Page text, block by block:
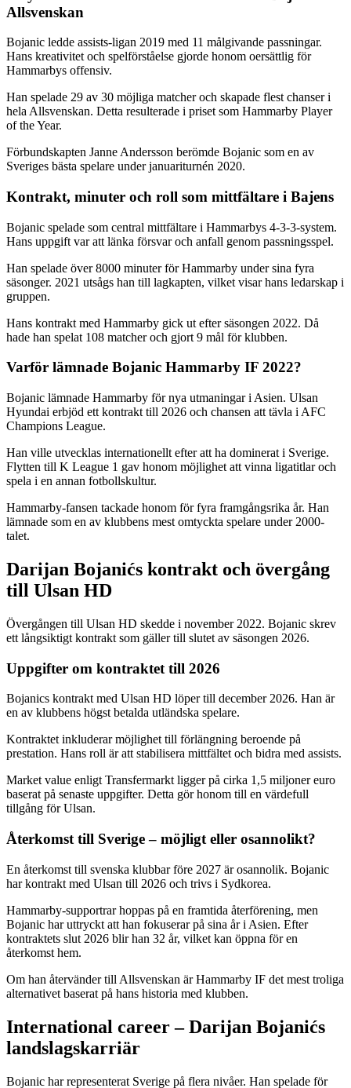
Allsvenskan
Bojanic ledde assists-ligan 2019 med 11 målgivande passningar.
Hans kreativitet och spelförståelse gjorde honom oersättlig för
Hammarbys offensiv.
Han spelade 29 av 30 möjliga matcher och skapade flest chanser i
hela Allsvenskan. Detta resulterade i priset som Hammarby Player
of the Year.
Förbundskapten Janne Andersson berömde Bojanic som en av
Sveriges bästa spelare under januariturnén 2020.
Kontrakt, minuter och roll som mittfältare i Bajens
Bojanic spelade som central mittfältare i Hammarbys 4-3-3-system.
Hans uppgift var att länka försvar och anfall genom passningsspel.
Han spelade över 8000 minuter för Hammarby under sina fyra
säsonger. 2021 utsågs han till lagkapten, vilket visar hans ledarskap i
gruppen.
Hans kontrakt med Hammarby gick ut efter säsongen 2022. Då
hade han spelat 108 matcher och gjort 9 mål för klubben.
Varför lämnade Bojanic Hammarby IF 2022?
Bojanic lämnade Hammarby för nya utmaningar i Asien. Ulsan
Hyundai erbjöd ett kontrakt till 2026 och chansen att tävla i AFC
Champions League.
Han ville utvecklas internationellt efter att ha dominerat i Sverige.
Flytten till K League 1 gav honom möjlighet att vinna ligatitlar och
spela i en annan fotbollskultur.
Hammarby-fansen tackade honom för fyra framgångsrika år. Han
lämnade som en av klubbens mest omtyckta spelare under 2000-
talet.
Darijan Bojanićs kontrakt och övergång
till Ulsan HD
Övergången till Ulsan HD skedde i november 2022. Bojanic skrev
ett långsiktigt kontrakt som gäller till slutet av säsongen 2026.
Uppgifter om kontraktet till 2026
Bojanics kontrakt med Ulsan HD löper till december 2026. Han är
en av klubbens högst betalda utländska spelare.
Kontraktet inkluderar möjlighet till förlängning beroende på
prestation. Hans roll är att stabilisera mittfältet och bidra med assists.
Market value enligt Transfermarkt ligger på cirka 1,5 miljoner euro
baserat på senaste uppgifter. Detta gör honom till en värdefull
tillgång för Ulsan.
Återkomst till Sverige – möjligt eller osannolikt?
En återkomst till svenska klubbar före 2027 är osannolik. Bojanic
har kontrakt med Ulsan till 2026 och trivs i Sydkorea.
Hammarby-supportrar hoppas på en framtida återförening, men
Bojanic har uttryckt att han fokuserar på sina år i Asien. Efter
kontraktets slut 2026 blir han 32 år, vilket kan öppna för en
återkomst hem.
Om han återvänder till Allsvenskan är Hammarby IF det mest troliga
alternativet baserat på hans historia med klubben.
International career – Darijan Bojanićs
landslagskarriär
Bojanic har representerat Sverige på flera nivåer. Han spelade för